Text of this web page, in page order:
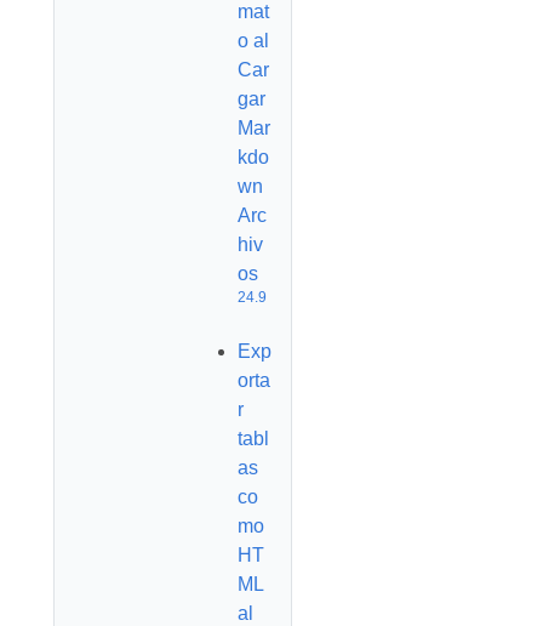
mat
o al
Car
gar
Mar
kdo
wn
Arc
hiv
os
24.9
Exp
orta
r
tabl
as
co
mo
HT
ML
al